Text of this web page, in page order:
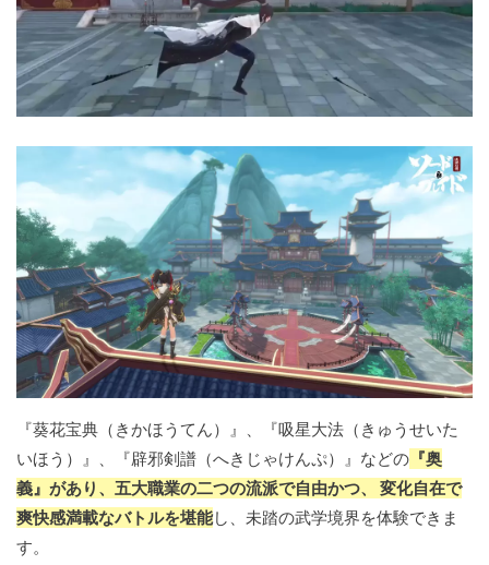
『葵花宝典（きかほうてん）』、『吸星大法（きゅうせいた
いほう）』、『辟邪剣譜（へきじゃけんぷ）』などの 『奥
義』があり、五大職業の二つの流派で自由かつ、 変化自在で
爽快感満載なバトルを堪能し、未踏の武学境界を体験できま
す。